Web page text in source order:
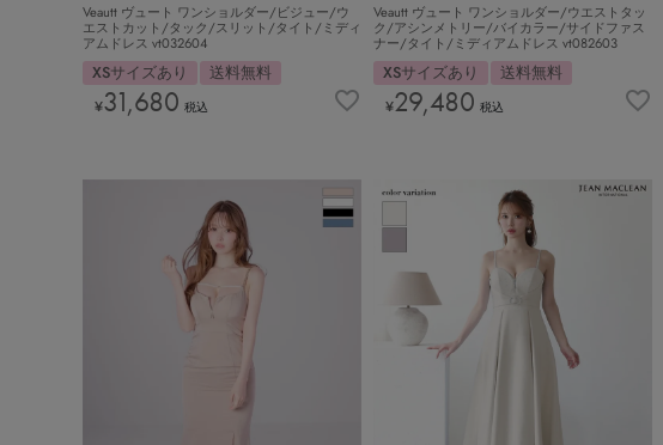
Veautt ヴュート ワンショルダー/ビジュー/ウ
エストカット/タック/スリット/タイト/ミディ
アムドレス vt032604
XSサイズあり 送料無料
¥31,680 税込
Veautt ヴュート ワンショルダー/ウエストタッ
ク/アシンメトリー/バイカラー/サイドファス
ナー/タイト/ミディアムドレス vt082603
XSサイズあり 送料無料
¥29,480 税込